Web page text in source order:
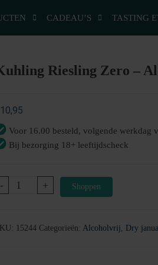
CADEAU’S TASTING
Riesling Zero –
10,95
Voor 16.00 besteld, volgende werkdag
Bij bezorging 18+ leeftijdscheck
-
Kuhling
Riesling
-
+ Shoppen
15244 Categorieën: Alcoholvrij, Dry